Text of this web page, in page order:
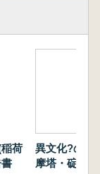
荷
異文化?の
摩塔・碇石